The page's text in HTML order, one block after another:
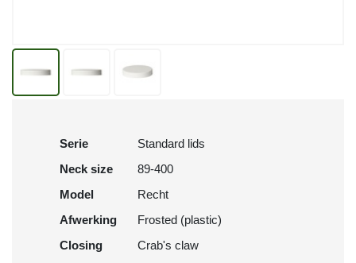
Serie
Standard lids
Neck size
89-400
Model
Recht
Afwerking
Frosted (plastic)
Closing
Crab's claw